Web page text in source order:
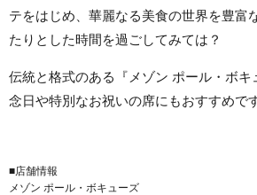
テをはじめ、華麗なる美食の世界を豊富
たりとした時間を過ごしてみては？
伝統と格式のある『メゾン ポール・ボ
念日や特別なお祝いの席にもおすすめです
■店舗情報
メゾン ポール・ボキューズ